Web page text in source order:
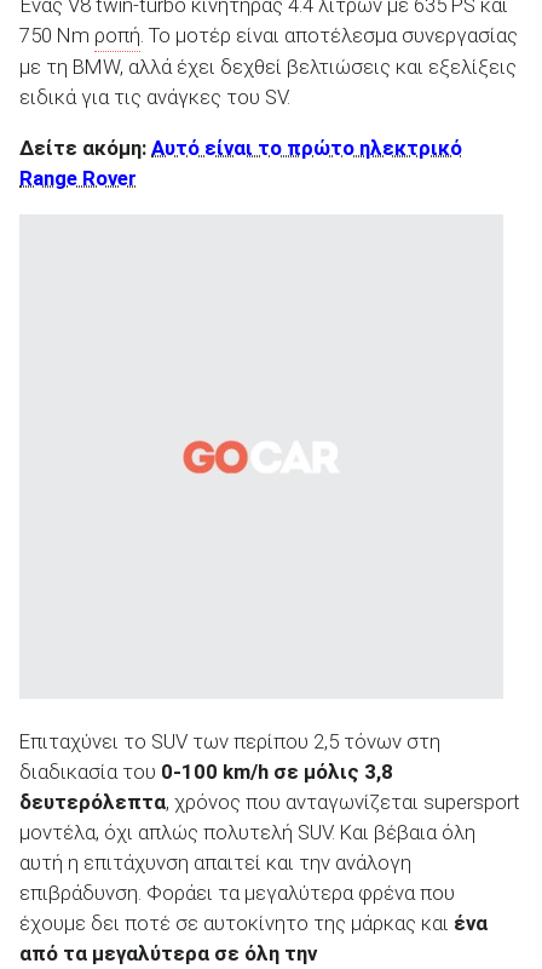
Ένας V8 twin-turbo κινητήρας 4.4 λίτρων με 635 PS και
750 Nm ροπή. Το μοτέρ είναι αποτέλεσμα συνεργασίας
με τη BMW, αλλά έχει δεχθεί βελτιώσεις και εξελίξεις
ειδικά για τις ανάγκες του SV.
Δείτε ακόμη: Αυτό είναι το πρώτο ηλεκτρικό
Range Rover
Επιταχύνει το SUV των περίπου 2,5 τόνων στη
διαδικασία του 0-100 km/h σε μόλις 3,8
δευτερόλεπτα, χρόνος που ανταγωνίζεται supersport
μοντέλα, όχι απλώς πολυτελή SUV. Και βέβαια όλη
αυτή η επιτάχυνση απαιτεί και την ανάλογη
επιβράδυνση. Φοράει τα μεγαλύτερα φρένα που
έχουμε δει ποτέ σε αυτοκίνητο της μάρκας και ένα
από τα μεγαλύτερα σε όλη την